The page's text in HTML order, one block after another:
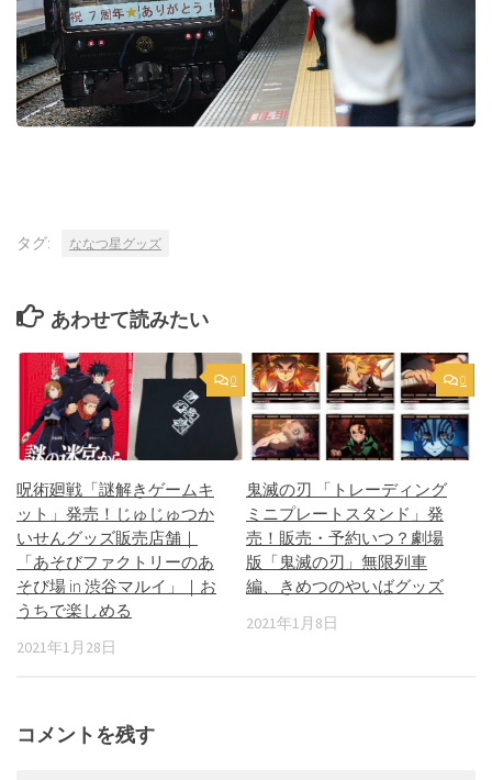
タグ: ななつ星グッズ
あわせて読みたい
0
呪術廻戦「謎解きゲームキ
ット」発売！じゅじゅつか
いせんグッズ販売店舗｜
「あそびファクトリーのあ
そび場 in 渋谷マルイ」｜お
うちで楽しめる
2021年1月28日
0
鬼滅の刃 「トレーディング
ミニプレートスタンド」発
売！販売・予約いつ？劇場
版「鬼滅の刃」無限列車
編、きめつのやいばグッズ
2021年1月8日
コメントを残す